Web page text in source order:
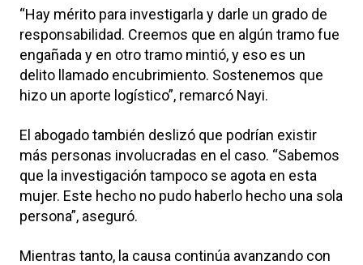
“Hay mérito para investigarla y darle un grado de
responsabilidad. Creemos que en algún tramo fue
engañada y en otro tramo mintió, y eso es un
delito llamado encubrimiento. Sostenemos que
hizo un aporte logístico”, remarcó Nayi.
El abogado también deslizó que podrían existir
más personas involucradas en el caso. “Sabemos
que la investigación tampoco se agota en esta
mujer. Este hecho no pudo haberlo hecho una sola
persona”, aseguró.
Mientras tanto, la causa continúa avanzando con